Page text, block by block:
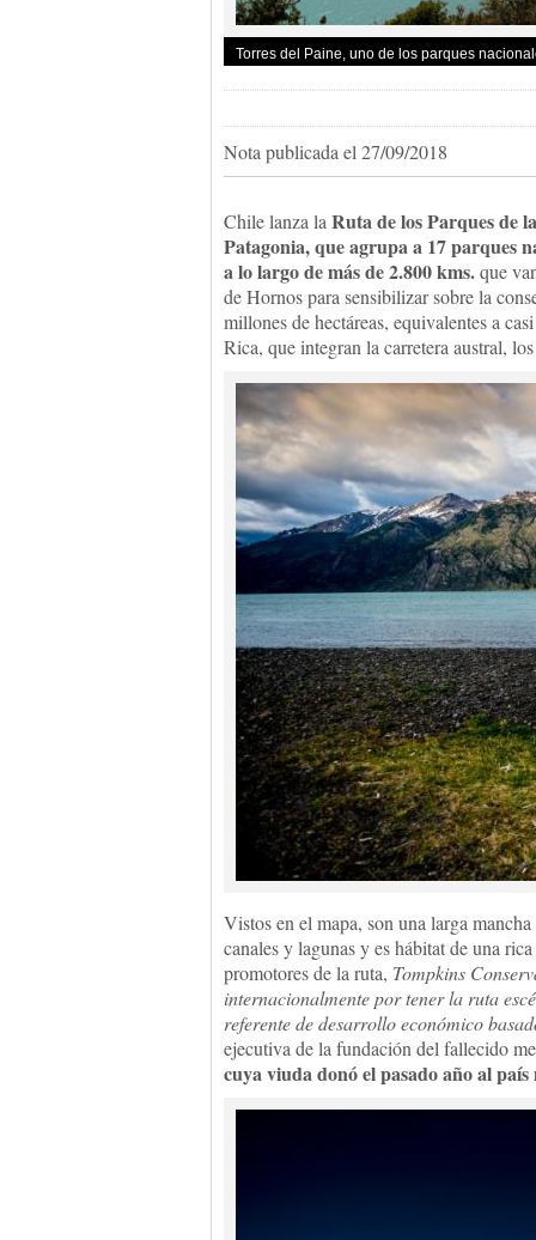
Torres del Paine, uno de los parques
Nota publicada el 27/09/2018
Chile lanza la Ruta de los Parques de la
Patagonia, que agrupa a 17 parques
a lo largo de más de 2.800 kms.que
de Hornos para sensibilizar sobre la
millones de hectáreas, equivalentes a
Rica, que integran la carretera austral,
Vistos en el mapa, son una larga
canales y lagunas y es hábitat de una
promotores de la ruta, Tompkins
internacionalmente por tener la ruta
referente de desarrollo económico
ejecutiva de la fundación del fallecido
cuya viuda donó el pasado año al